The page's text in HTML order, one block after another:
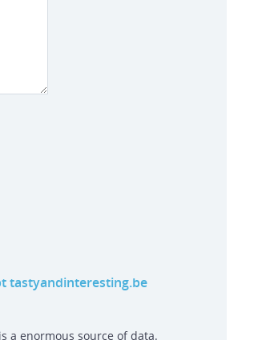
tastyandinteresting.be
a enormous source of data.